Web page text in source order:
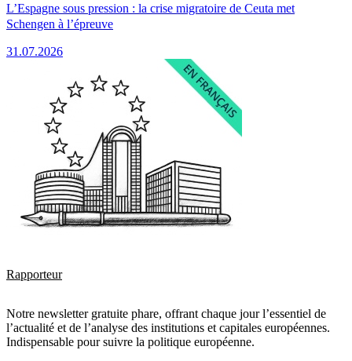
L’Espagne sous pression : la crise migratoire de Ceuta met
Schengen à l’épreuve
31.07.2026
Rapporteur
Notre newsletter gratuite phare, offrant chaque jour l’essentiel de
l’actualité et de l’analyse des institutions et capitales européennes.
Indispensable pour suivre la politique européenne.